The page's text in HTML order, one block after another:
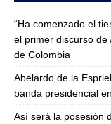
“Ha comenzado el
el primer discurso de
de Colombia
Abelardo de la
banda presidencial
Así será la posesión